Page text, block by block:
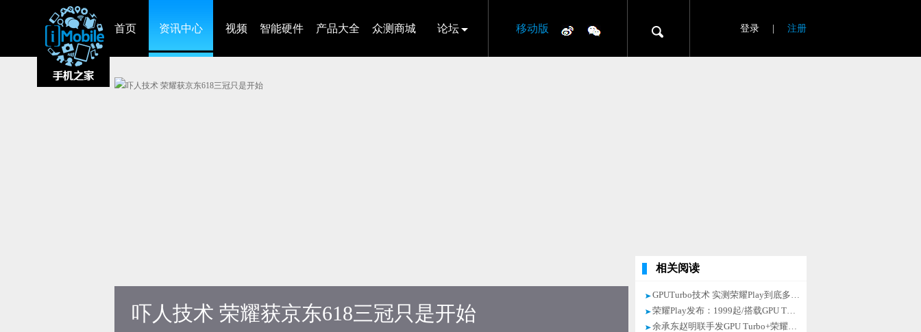
首页 资讯中心 视频 智能硬件 产品大全 众测商城 论坛 移动版 登录 注册
吓人技术 荣耀获京东618三冠只是开始
相关阅读
GPUTurbo技术 实测荣耀Play到底多吓人
荣耀Play发布：1999起/搭载GPU Turbo
余承东赵明联手发GPU Turbo+荣耀Play